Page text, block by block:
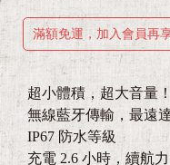
滿額免運，加入會員再
超小體積，超大音量！
無線藍牙傳輸，最遠
IP67 防水等級
充電 2.6 小時，續航
戶外增強模式、